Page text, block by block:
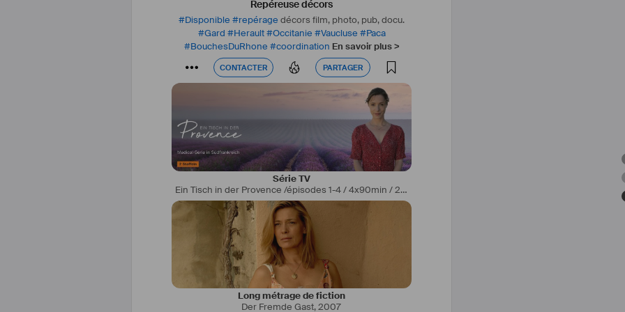
Repéreuse décors
#Disponible #repérage décors film, photo, pub, docu.
#Gard #Herault #Occitanie #Vaucluse #Paca
#BouchesDuRhone #coordination En savoir plus >
CONTACTER PARTAGER
CONTACTER PARTAGER
Série TV
Ein Tisch in der Provence /épisodes 1-4 / 4x90min / 2019 et 2020
Long métrage de fiction
Der Fremde Gast,2007
Petits